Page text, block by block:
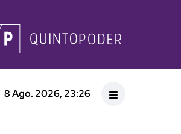
8 Ago. 2026, 23:26